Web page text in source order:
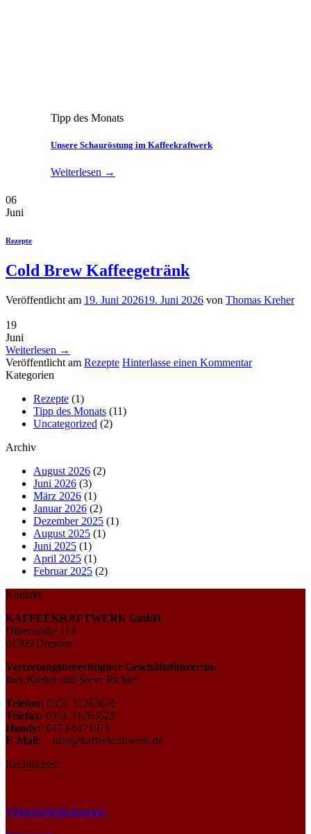
Tipp des Monats
Unsere Schauröstung im Kaffeekraftwerk
Weiterlesen →
06
Juni
Rezepte
Cold Brew Kaffeegetränk
Veröffentlicht am 19. Juni 202619. Juni 2026 von Thomas Kreher
19
Juni
Weiterlesen →
Veröffentlicht am Rezepte Hinterlasse einen Kommentar
Kategorien
Rezepte (1)
Tipp des Monats (11)
Uncategorized (2)
Archiv
August 2026 (2)
Juni 2026 (3)
März 2026 (1)
Januar 2026 (2)
Dezember 2025 (1)
August 2025 (1)
Juni 2025 (1)
April 2025 (1)
Februar 2025 (2)
Kontakt:
KAFFEEKRAFTWERK GmbH
Dürerstraße 119
01309 Dresden
Vertretungsberechtigte:r Geschäftsführer:in:
Ines Kreher und Steve Richter
Telefon: 0351 31263626
Telefax: 0351 31263625
Handy: 0173 6471871
E-Mail: info@kaffeekraftwerk.de
Rechtliches:
Widerrufsbedingungen